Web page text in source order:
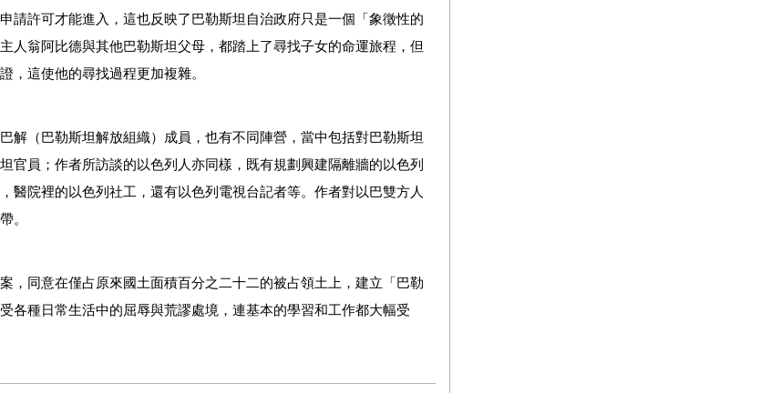
請許可才能進入，這也反映了巴勒斯坦自治政府只是一個「象徵性的
人翁阿比德與其他巴勒斯坦父母，都踏上了尋找子女的命運旅程，但
，這使他的尋找過程更加複雜。
解（巴勒斯坦解放組織）成員，也有不同陣營，當中包括對巴勒斯坦
官員；作者所訪談的以色列人亦同樣，既有規劃興建隔離牆的以色列
醫院裡的以色列社工，還有以色列電視台記者等。作者對以巴雙方人
。
，同意在僅占原來國土面積百分之二十二的被占領土上，建立「巴勒
各種日常生活中的屈辱與荒謬處境，連基本的學習和工作都大幅受